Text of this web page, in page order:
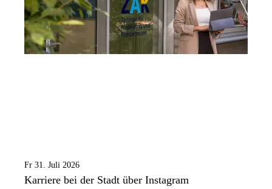
Fr 31. Juli 2026
Karriere bei der Stadt über Instagram